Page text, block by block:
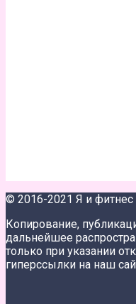
© 2016-2021 Я и фитнес
Копирование,
дальнейшее
только при указании
гиперссылки на наш